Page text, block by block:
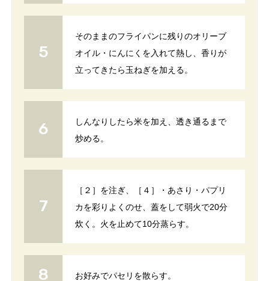
そのままのフライパンに残りのオリーブ
オイル・にんにくを入れて熱し、香りが
立ってきたら玉ねぎを加える。
しんなりしたら米を加え、透き通るまで
炒める。
［２］を注ぎ、［４］・あさり・パプリ
カを彩りよくのせ、蓋をして弱火で20分
炊く。火を止めて10分蒸らす。
お好みでパセリを散らす。